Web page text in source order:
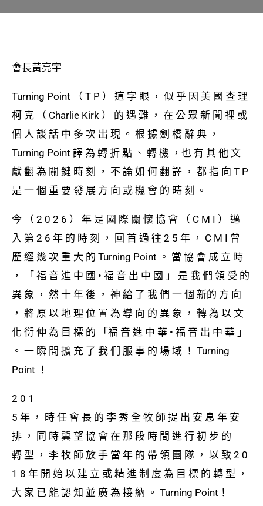
會長黃亮宇
Turning Point （ T P ） 這 字 眼 ， 似 乎 因 美 國 查 理
柯 克 （ Charlie Kirk ） 的 遇 難 ， 在 公 眾 新 聞 裡 或
個 ⼈ 談 話 中 多 次 出 現 。 根 據 劍 橋 辭 典 ，
Turning Point 譯 為 轉 折 點 、 轉 機 ，也 有 其 他 ⽂
獻 翻 為 關 鍵 時 刻 ， 不 論 如 何 翻 譯 ， 都 指 向 T P
是 ⼀ 個 重 要 發 展 ⽅ 向 或 機 會 的 時 刻 。
今 （ 2 0 2 6 ） 年 是 國 際 關 懷 協 會 （ C M I ） 邁
入 第 2 6 年 的 時 刻 ， 回 ⾸ 過 往 2 5 年 ， C M I 曾
歷 經 幾 次 重 ⼤ 的 Turning Point 。 當 協 會 成 ⽴ 時
， 「 福 ⾳ 進 中 國 • 福 ⾳ 出 中 國 」 是 我 們 領 受 的
異 象 ， 然 ⼗ 年 後 ， 神 給 了 我 們 ⼀ 個 新的 ⽅ 向
， 將 原 以 地 理 位 置 為 導 向 的 異 象 ， 轉 為 以 ⽂
化 衍 伸 為 ⽬ 標 的 「福 ⾳ 進 中 華 • 福 ⾳ 出 中 華 」
。 ⼀ 瞬 間 擴 充 了 我 們 服 事 的 場 域 ！ Turning
Point ！
2 0 1
5 年 ， 時 任 會 長 的 李 秀 全 牧 師 提 出 安 息 年 安
排 ， 同 時 冀 望 協 會 在 那 段 時 間 進 ⾏ 初 步 的
轉 型 ， 李 牧 師 放 ⼿ 當 年 的 帶 領 團 隊 ， 以 致 2 0
1 8 年 開 始 以 建 ⽴ 或 精 進 制 度 為 ⽬ 標 的 轉 型 ，
⼤ 家 已 能 認 知 並 廣 為 接 納 。 Turning Point！